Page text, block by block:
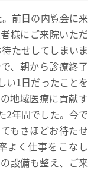
前日の内覧会に来
様にご来院いただ
たせしてしまいま
、朝から診療終了
い1日だったことを
地域医療に貢献す
2年間でした。今で
もさほどお待たせ
よく仕事をこなし
設備も整え、ご来